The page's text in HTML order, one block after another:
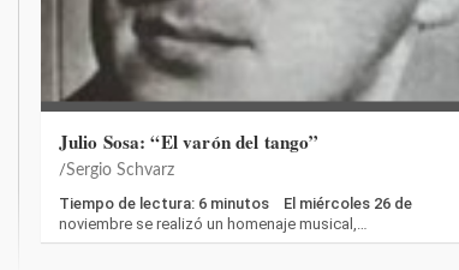
Julio Sosa: “El varón del tango”
Sergio Schvarz
Tiempo de lectura: 6 minutos El miércoles 26 de
noviembre se realizó un homenaje musical,…